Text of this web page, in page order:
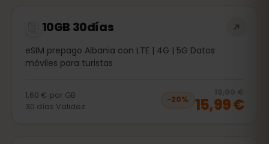
10GB 30días
eSIM prepago Albania con LTE | 4G | 5G Datos
móviles para turistas
1,60 € por GB
30 días Validez
−20%
19,99 €
15,99 €